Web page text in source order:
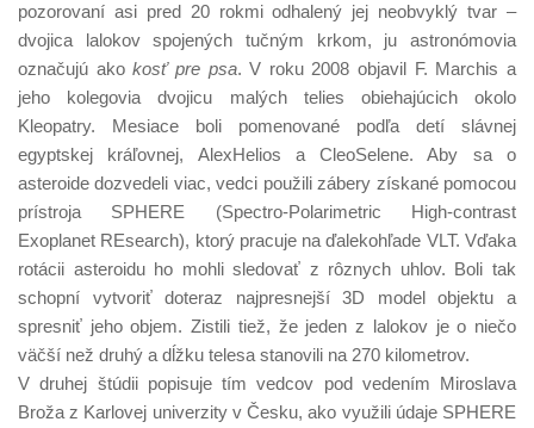
pozorovaní asi pred 20 rokmi odhalený jej neobvyklý tvar –
dvojica lalokov spojených tučným krkom, ju astronómovia
označujú akokosť pre psa. V roku 2008 objavil F. Marchis a
jeho kolegovia dvojicu malých telies obiehajúcich okolo
Kleopatry. Mesiace boli pomenované podľa detí slávnej
egyptskej kráľovnej, AlexHelios a CleoSelene. Aby sa o
asteroide dozvedeli viac, vedci použili zábery získané pomocou
prístroja SPHERE (Spectro-Polarimetric High-contrast
Exoplanet REsearch), ktorý pracuje na ďalekohľade VLT. Vďaka
rotácii asteroidu ho mohli sledovať z rôznych uhlov. Boli tak
schopní vytvoriť doteraz najpresnejší 3D model objektu a
spresniť jeho objem. Zistili tiež, že jeden z lalokov je o niečo
väčší než druhý a dĺžku telesa stanovili na 270 kilometrov.
V druhej štúdii popisuje tím vedcov pod vedením Miroslava
Broža z Karlovej univerzity v Česku, ako využili údaje SPHERE